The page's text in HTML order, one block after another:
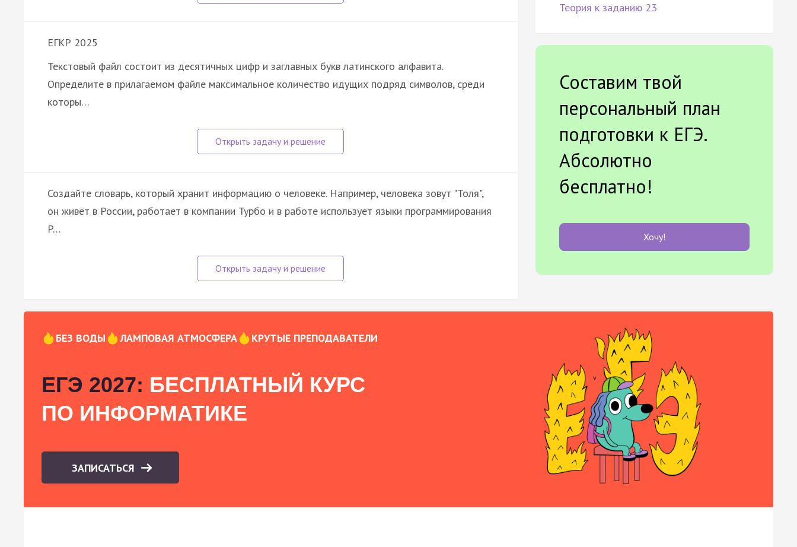
ЕГКР 2025
Текстовый файл состоит из десятичных цифр и заглавных букв латинского алфавита.
Определите в прилагаемом файле максимальное количество идущих подряд символов, среди
которы…
Создайте словарь, который хранит информацию о человеке. Например, человека зовут "Толя",
он живёт в России, работает в компании Турбо и в работе использует языки программирования
P…
Теория к заданию 23
Составим твой
персональный план
подготовки к ЕГЭ.
Абсолютно
бесплатно!
Хочу!
БЕЗ ВОДЫ ЛАМПОВАЯ АТМОСФЕРА КРУТЫЕ ПРЕПОДАВАТЕЛИ
ЕГЭ 2027: БЕСПЛАТНЫЙ КУРС
ПО ИНФОРМАТИКЕ
ЗАПИСАТЬСЯ